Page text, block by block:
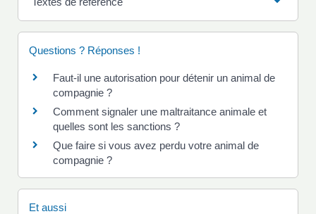
Questions ? Réponses !
Faut-il une autorisation pour détenir un animal de
compagnie ?
Comment signaler une maltraitance animale et
quelles sont les sanctions ?
Que faire si vous avez perdu votre animal de
compagnie ?
Et aussi